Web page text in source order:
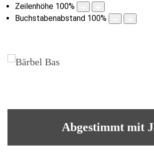
Zeilenhöhe 100%
Buchstabenabstand 100%
Abgestimmt mit